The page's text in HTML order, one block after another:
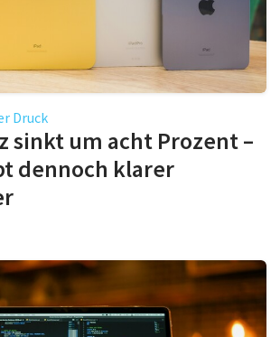
Druck
sinkt um acht Prozent –
dennoch klarer